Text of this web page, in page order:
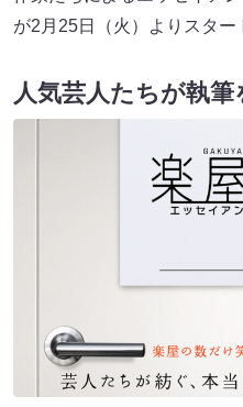
が2月25日（火）よりスター
人気芸人たちが執筆